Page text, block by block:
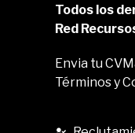
Todos los
Red
Envia tu CV
Términos y